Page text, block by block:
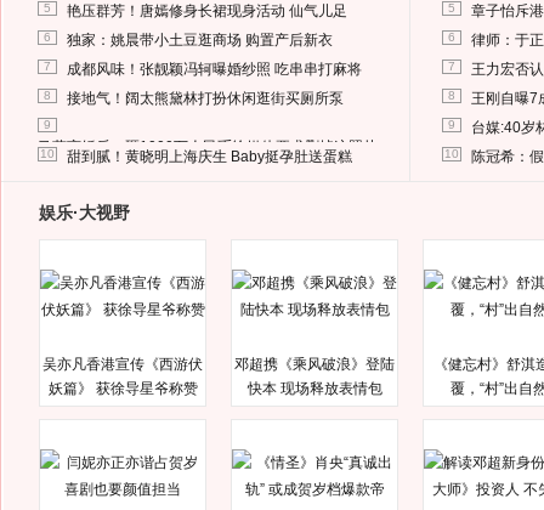
5 艳压群芳！唐嫣修身长裙现身活动 仙气儿足
6 独家：姚晨带小土豆逛商场 购置产后新衣
7 成都风味！张靓颖冯轲曝婚纱照 吃串串打麻将
8 接地气！阔太熊黛林打扮休闲逛街买厕所泵
9
马蓉离婚后，砸1000万人民币给媒体要求删掉这照片
10 甜到腻！黄晓明上海庆生 Baby挺孕肚送蛋糕
5 章子怡斥
6 律师：于
7 王力宏否
8 王刚自曝7
9 台媒:40岁
10 陈冠希：
娱乐·大视野
吴亦凡香港宣传《西游伏
妖篇》 获徐导星爷称赞
邓超携《乘风破浪》登陆
快本 现场释放表情包
《健忘村》舒淇
覆，“村”出自